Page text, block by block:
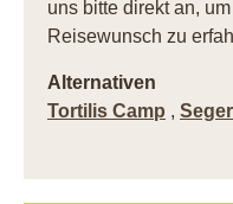
uns bitte direkt an,
Reisewunsch zu
Alternativen
Tortilis Camp ,